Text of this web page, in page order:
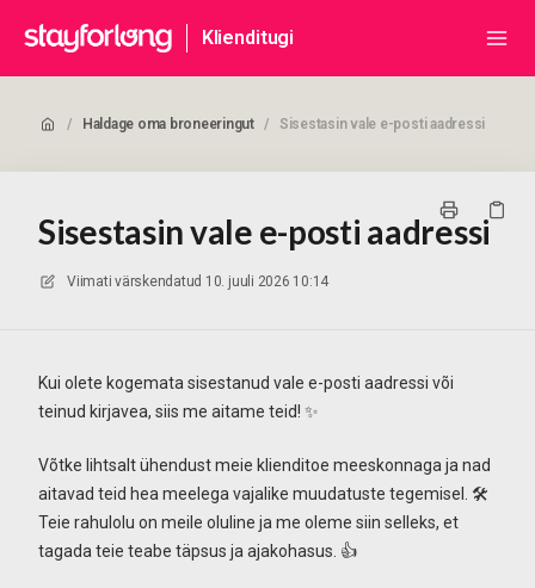
Klienditugi
/ Haldage oma broneeringut / Sisestasin vale e-posti aadressi
Sisestasin vale e-posti aadressi
Viimati värskendatud 10. juuli 2026 10:14
Kui olete kogemata sisestanud vale e-posti aadressi või
teinud kirjavea, siis me aitame teid! ✨
Võtke lihtsalt ühendust meie klienditoe meeskonnaga ja nad
aitavad teid hea meelega vajalike muudatuste tegemisel. 🛠️
Teie rahulolu on meile oluline ja me oleme siin selleks, et
tagada teie teabe täpsus ja ajakohasus. 👍